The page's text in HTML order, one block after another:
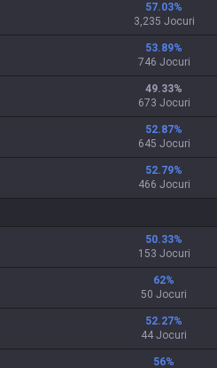
57.03%
3,235 Jocuri
53.89%
746 Jocuri
49.33%
673 Jocuri
52.87%
645 Jocuri
52.79%
466 Jocuri
50.33%
153 Jocuri
62%
50 Jocuri
52.27%
44 Jocuri
56%